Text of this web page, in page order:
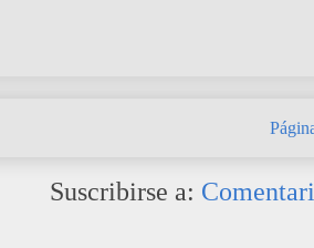
Suscribirse a: